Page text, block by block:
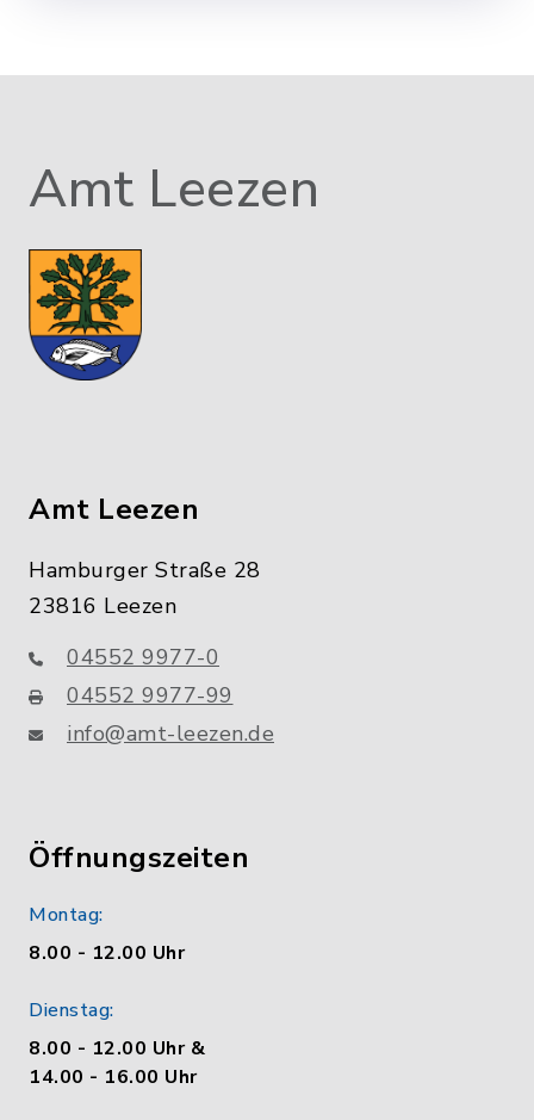
Amt Leezen
Amt Leezen
Hamburger Straße 28
23816 Leezen
04552 9977-0
04552 9977-99
info@amt-leezen.de
Öffnungszeiten
Montag:
8.00 - 12.00 Uhr
Dienstag:
8.00 - 12.00 Uhr &
14.00 - 16.00 Uhr